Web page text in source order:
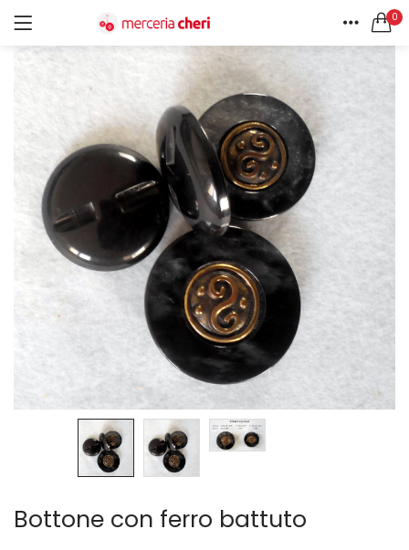
0
ACCEDI REGISTRATI
Ricordami
Password dimenticata?
Tutte le categorie
Accessori Design (56)
Accessori merceria (94)
Cesti portalavoro (8)
Aghi e spilli (24)
Applicazioni (26)
Borse (6)
Bottoni Vintage (204)
Lotti di Bottoni vintage (27)
Bottoni/alamari/automatici (46)
Alamari (5)
Calze collant donna (24)
Cappelli (16)
Cerniere lampo / Zip/Fibbie (27)
Elastici (10)
Fodere (5)
Bottone con ferro battuto